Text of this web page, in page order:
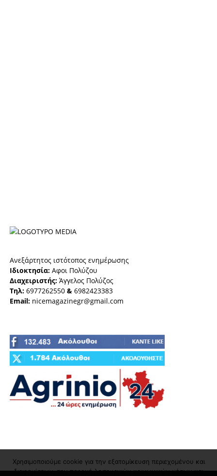
Ανεξάρτητος ιστότοπος ενημέρωσης
Ιδιοκτησία: Αφοι Πολύζου
Διαχειριστής: Άγγελος Πολύζος
Τηλ: 6977262550 & 6982423383
Email: nicemagazinegr@gmail.com
Χρησιμοποιούμε cookie για την εξατομίκευση περιεχομένου και
διαφημίσεων, την παροχή λειτουργιών κοινωνικών μέσων και